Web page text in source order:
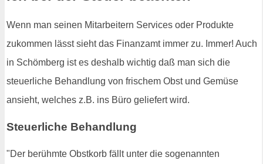
Wenn man seinen Mitarbeitern Services oder Produkte
zukommen lässt sieht das Finanzamt immer zu. Immer! Auch
in Schömberg ist es deshalb wichtig daß man sich die
steuerliche Behandlung von frischem Obst und Gemüse
ansieht, welches z.B. ins Büro geliefert wird.
Steuerliche Behandlung
"Der berühmte Obstkorb fällt unter die sogenannten